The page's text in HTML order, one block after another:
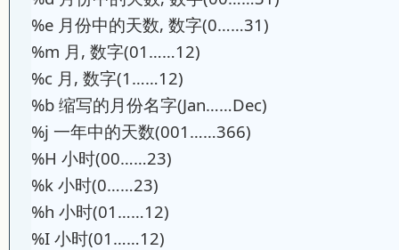
%e 月份中的天数, 数字(0……31)
%m 月, 数字(01……12)
%c 月, 数字(1……12)
%b 缩写的月份名字(Jan……Dec)
%j 一年中的天数(001……366)
%H 小时(00……23)
%k 小时(0……23)
%h 小时(01……12)
%I 小时(01……12)